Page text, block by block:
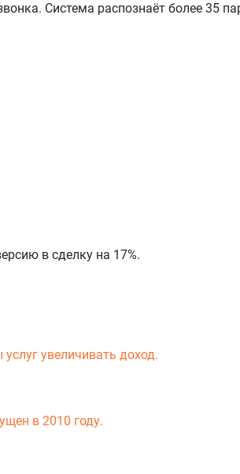
Система распознаёт более 35
в сделку на 17%.
увеличивать доход.
в 2010 году.